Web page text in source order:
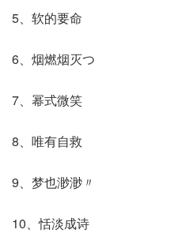
5、软的要命
6、烟燃烟灭つ
7、幂式微笑
8、唯有自救
9、梦也渺渺〃
10、恬淡成诗